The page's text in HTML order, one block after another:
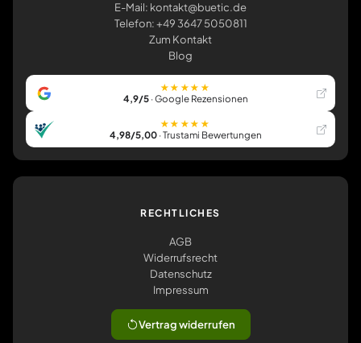
E-Mail: kontakt@buetic.de
Telefon: +49 3647 5050811
Zum Kontakt
Blog
★★★★★
4,9/5· Google Rezensionen
★★★★★
4,98/5,00· Trustami Bewertungen
RECHTLICHES
AGB
Widerrufsrecht
Datenschutz
Impressum
Vertrag widerrufen